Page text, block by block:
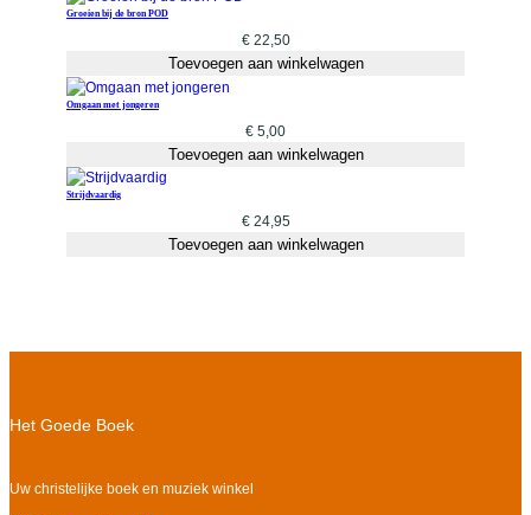
Groeien bij de bron POD
€22,50
Toevoegen aan winkelwagen
Omgaan met jongeren
€ 5,00
Toevoegen aan winkelwagen
Strijdvaardig
€24,95
Toevoegen aan winkelwagen
Het Goede Boek
Uw christelijke boek en muziek winkel